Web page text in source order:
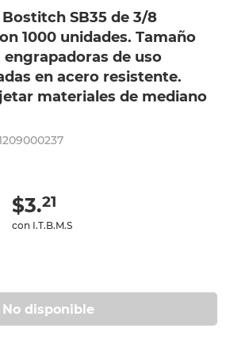
SB35 de 3/8
1000 unidades. Tamaño
de uso
en acero resistente.
materiales de mediano
$3.21
con I.T.B.M.S
No disponible